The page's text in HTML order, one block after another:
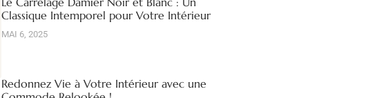
Classique Intemporel pour Votre Intérieur
MAI 6, 2025
Redonnez Vie à Votre Intérieur avec une